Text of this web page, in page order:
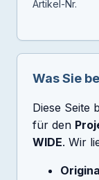
Artikel-Nr.
Was Sie
Diese Seite
für den
WIDE. Wir